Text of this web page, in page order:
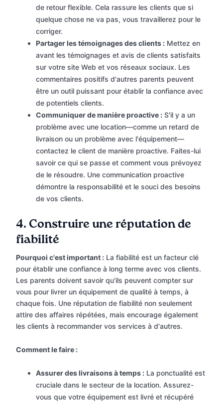
de retour flexible. Cela rassure les clients que si
quelque chose ne va pas, vous travaillerez pour le
corriger.
Partager les témoignages des clients : Mettez en
avant les témoignages et avis de clients satisfaits
sur votre site Web et vos réseaux sociaux. Les
commentaires positifs d'autres parents peuvent
être un outil puissant pour établir la confiance avec
de potentiels clients.
Communiquer de manière proactive : S'il y a un
problème avec une location—comme un retard de
livraison ou un problème avec l'équipement—
contactez le client de manière proactive. Faites-lui
savoir ce qui se passe et comment vous prévoyez
de le résoudre. Une communication proactive
démontre la responsabilité et le souci des besoins
de vos clients.
4. Construire une réputation de
fiabilité
Pourquoi c'est important : La fiabilité est un facteur clé
pour établir une confiance à long terme avec vos clients.
Les parents doivent savoir qu'ils peuvent compter sur
vous pour livrer un équipement de qualité à temps, à
chaque fois. Une réputation de fiabilité non seulement
attire des affaires répétées, mais encourage également
les clients à recommander vos services à d'autres.
Comment le faire :
Assurer des livraisons à temps : La ponctualité est
cruciale dans le secteur de la location. Assurez-
vous que votre équipement est livré et récupéré